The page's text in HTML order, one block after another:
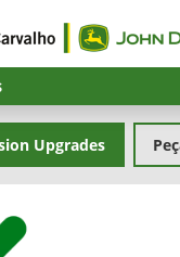
Upgrades